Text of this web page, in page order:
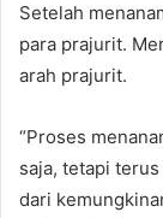
Setelah
para prajurit.
arah prajurit.
“Proses
saja, tetapi
dari